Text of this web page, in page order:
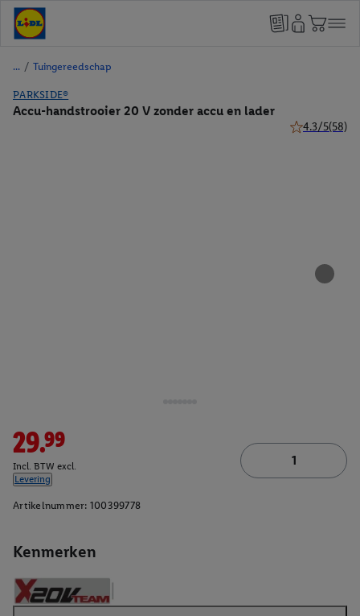
/ Tuingereedschap
PARKSIDE®
Accu-handstrooier 20 V zonder accu en lader
4.3/5(58)
Kenmerken
29.99
Incl. BTW excl.
Levering
Artikelnummer: 100399778